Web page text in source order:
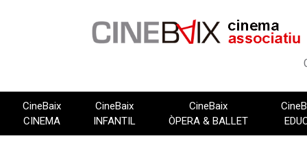
CineBaix
CINEMA
CineBaix
INFANTIL
CineBaix
ÒPERA & BALLET